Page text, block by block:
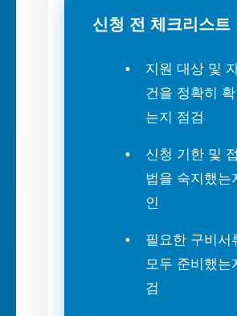
신청 전 체크리스트
지원 대상 및
건을 정확히
는지 점검
신청 기한 및
법을 숙지했는
인
필요한 구비서
모두 준비했는
검